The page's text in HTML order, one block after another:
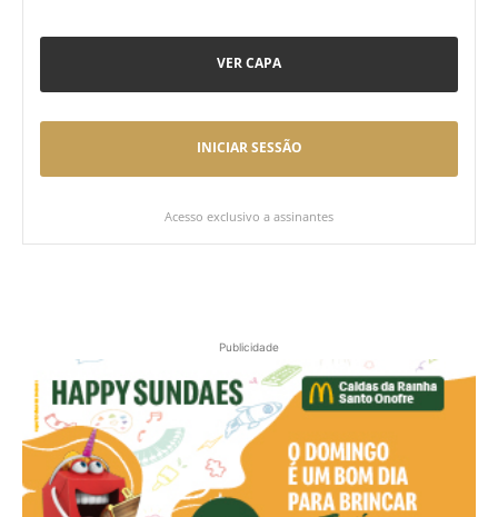
VER CAPA
INICIAR SESSÃO
Acesso exclusivo a assinantes
Publicidade